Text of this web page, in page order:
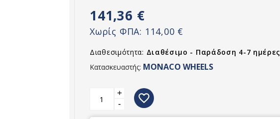
141,36 €
Χωρίς ΦΠΑ: 114,00 €
Διαθεσιμότητα: Διαθέσιμο - Παράδοση 4-7 ημέρες
Κατασκευαστής: MONACO WHEELS
+
-
favorite_border